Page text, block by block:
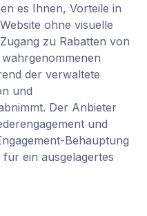
es Ihnen, Vorteile in
ohne visuelle
zu Rabatten von
der verwaltete
und
Der Anbieter
und
Behauptung
ein ausgelagertes